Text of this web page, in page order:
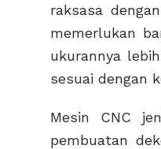
raksasa
memerlukan
ukurannya
sesuai dengan
Mesin CNC
pembuatan